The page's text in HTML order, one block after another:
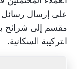
على إرسال رسائل
مقسم إلى شرائح
التركيبة السكانية.